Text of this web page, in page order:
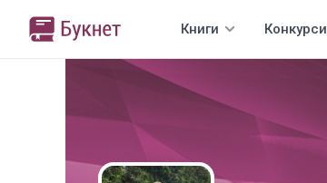
Книги Конкурси